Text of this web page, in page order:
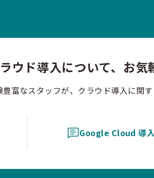
ウド導入について、お
豊富なスタッフが、クラウド導入に関
Google Cloud 導